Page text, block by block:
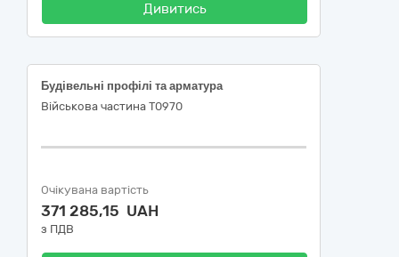
Дивитись
Будівельні профілі та арматура
Військова частина Т0970
Очікувана вартість
371 285,15 UAH
з ПДВ